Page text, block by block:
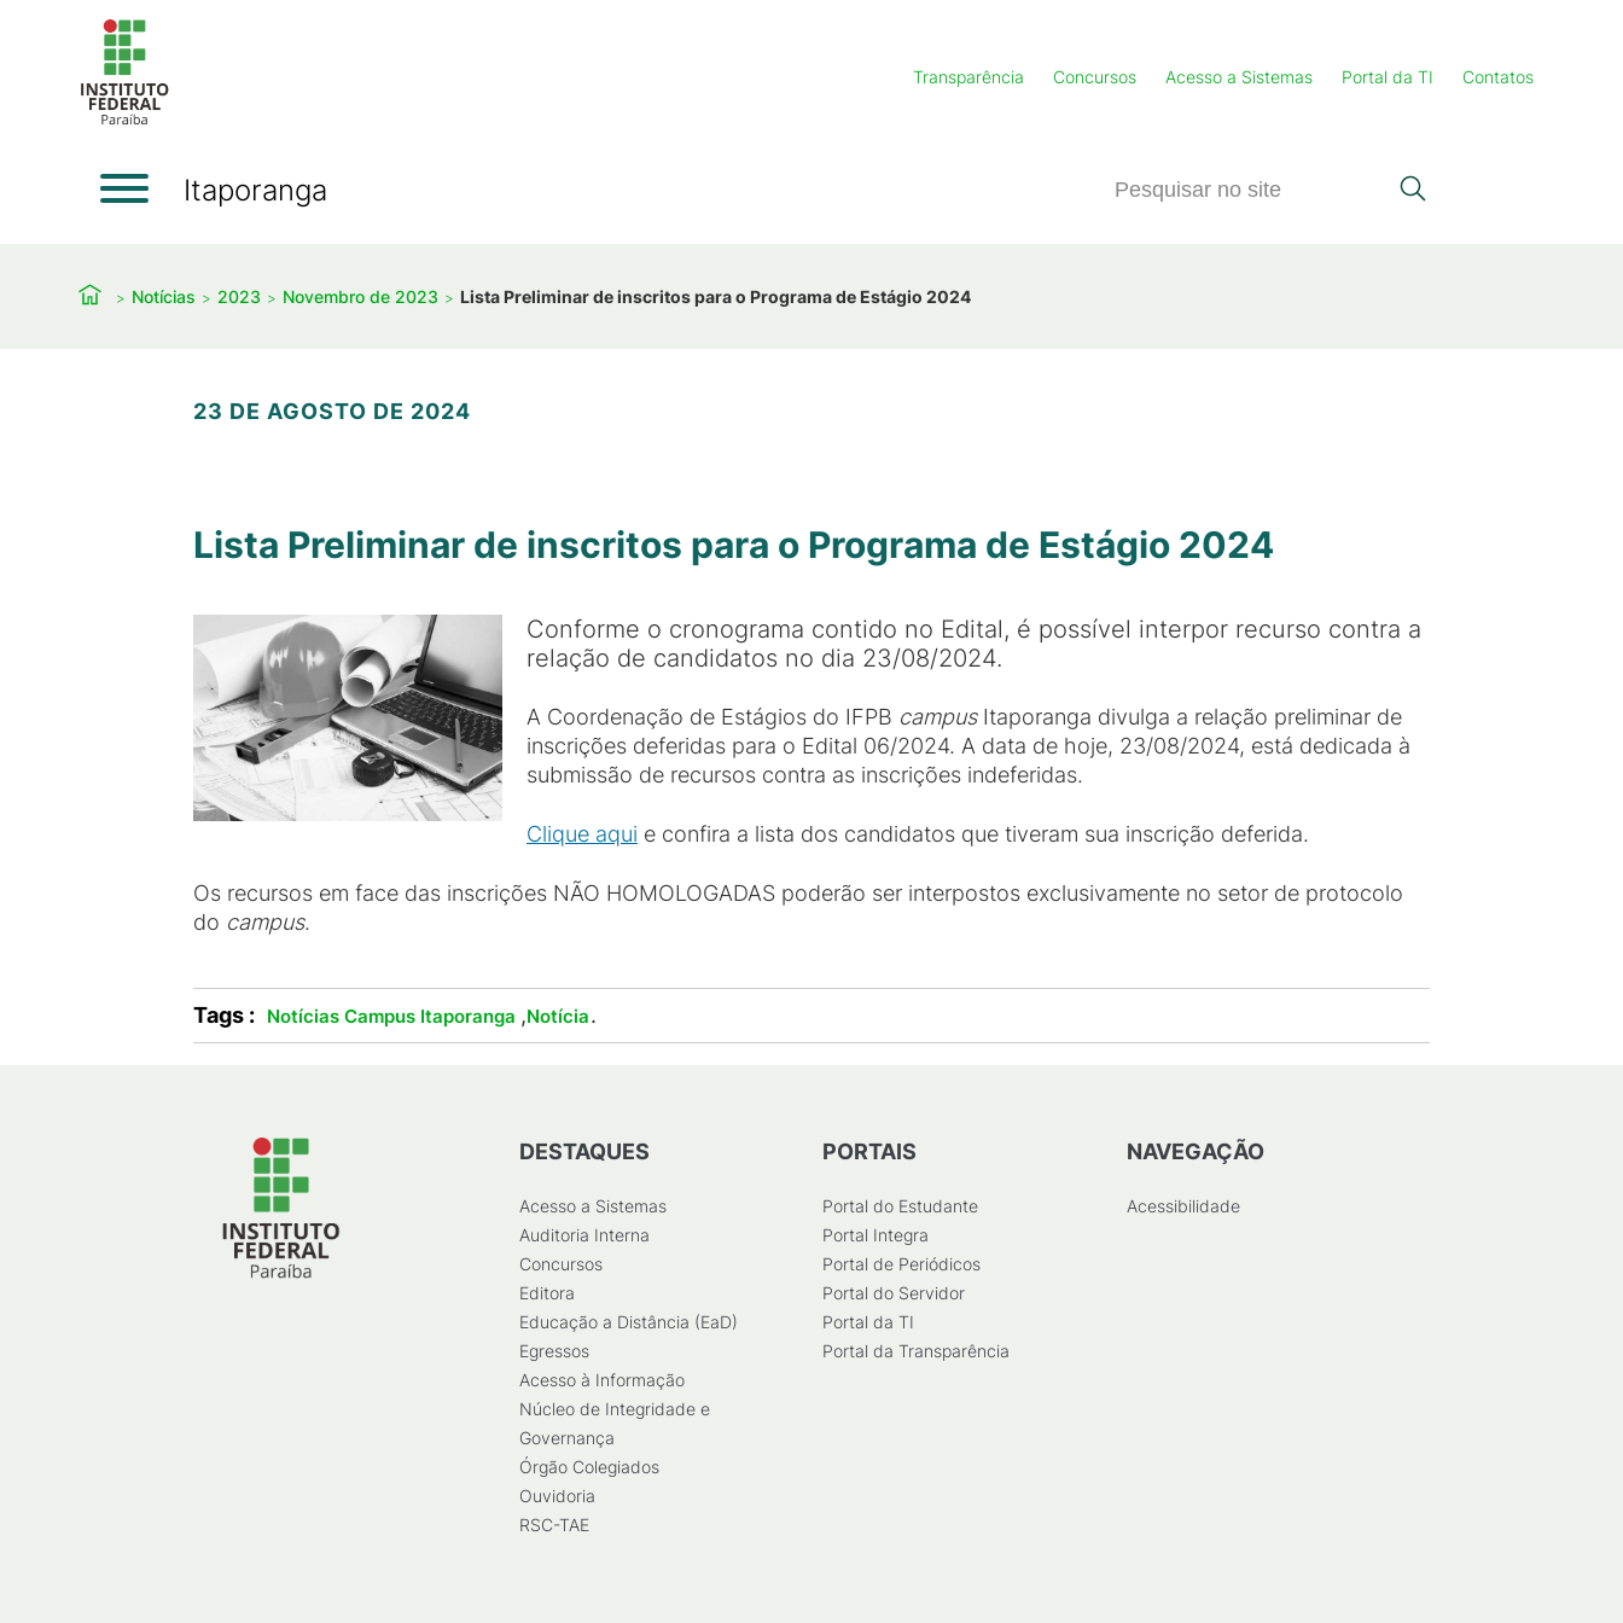
Transparência Concursos Acesso a Sistemas Portal da TI Contatos
Itaporanga
Notícias 2023 Novembro de 2023 Lista Preliminar de inscritos para o Programa de Estágio 2024
23 DE AGOSTO DE 2024
Lista Preliminar de inscritos para o Programa de Estágio 2024
Conforme o cronograma contido no Edital, é possível interpor recurso contra a
relação de candidatos no dia 23/08/2024.
A Coordenação de Estágios do IFPB campusItaporanga divulga a relação preliminar de
inscrições deferidas para o Edital 06/2024. A data de hoje, 23/08/2024, está dedicada à
submissão de recursos contra as inscrições indeferidas.
Clique aqui e confira a lista dos candidatos que tiveram sua inscrição deferida.
Os recursos em face das inscrições NÃO HOMOLOGADAS poderão ser interpostos exclusivamente no setor de protocolo
do campus.
Tags : Notícias Campus Itaporanga ,Notícia.
DESTAQUES
Acesso a Sistemas
Auditoria Interna
Concursos
Editora
Educação a Distância (EaD)
Egressos
Acesso à Informação
Núcleo de Integridade e
Governança
Órgão Colegiados
Ouvidoria
RSC-TAE
PORTAIS
Portal do Estudante
Portal Integra
Portal de Periódicos
Portal do Servidor
Portal da TI
Portal da Transparência
NAVEGAÇÃO
Acessibilidade